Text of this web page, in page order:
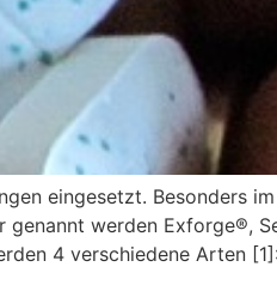
eingesetzt. Besonders
genannt werden Exforge®,
4 verschiedene Arten